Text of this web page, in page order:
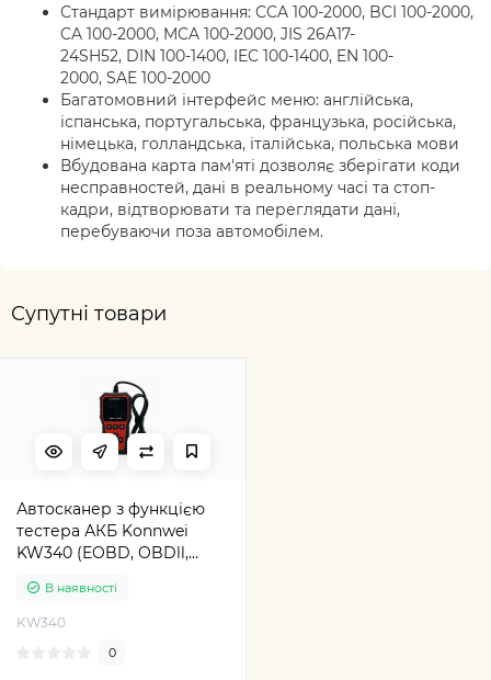
Стандарт вимірювання: CCA 100-2000, BCI 100-2000,
CA 100-2000, MCA 100-2000, JIS 26A17-
24SH52, DIN 100-1400, IEC 100-1400, EN 100-
2000, SAE 100-2000
Багатомовний інтерфейс меню: англійська,
іспанська, португальська, французька, російська,
німецька, голландська, італійська, польська мови
Вбудована карта пам'яті дозволяє зберігати коди
несправностей, дані в реальному часі та стоп-
кадри, відтворювати та переглядати дані,
перебуваючи поза автомобілем.
Супутні товари
Автосканер з функцією
тестера АКБ Konnwei
KW340 (EOBD, OBDll,
В наявності
KW340
0